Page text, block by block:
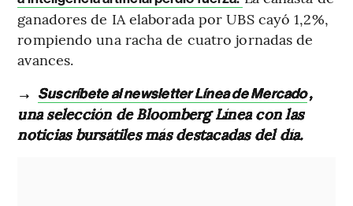
ganadores de IA elaborada por UBS cayó 1,2%,
rompiendo una racha de cuatro jornadas de
avances.
→ Suscríbete al newsletter Línea de Mercado,
una selección de Bloomberg Línea con las
noticias bursátiles más destacadas del día.